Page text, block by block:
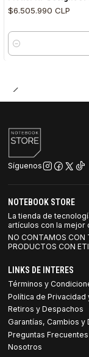
$6.505.990 CLP
Cantidad
Síguenos
NOTEBOOK STORE
La tienda de
artículos con la mejor
NO CONTAMOS CON
PRODUCTOS CON
LINKS DE INTERES
Términos y
Política de Privacidad
Retiros y Despachos
Garantías, Cambios y
Preguntas Frecuentes
Nosotros